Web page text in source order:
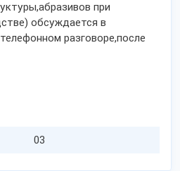
при
обсуждается в
разговоре,после
03